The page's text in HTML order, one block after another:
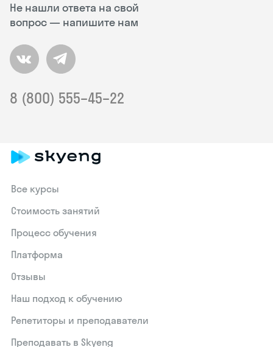
Не нашли ответа на свой
вопрос — напишите нам
8 (800) 555–45–22
Все курсы
Стоимость занятий
Процесс обучения
Платформа
Отзывы
Наш подход к обучению
Репетиторы и преподаватели
Преподавать в Skyeng